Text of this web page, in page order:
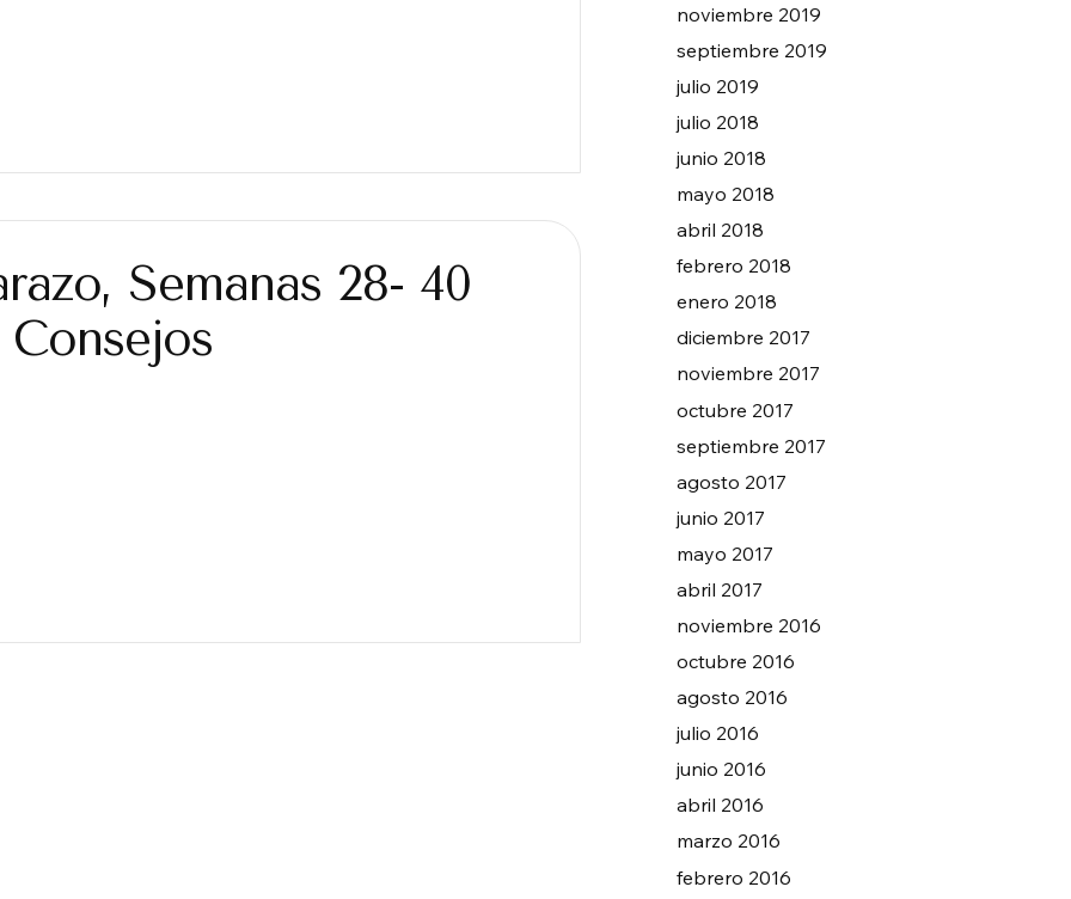
Semanas 28- 40
noviembre 2019
septiembre 2019
julio 2019
julio 2018
junio 2018
mayo 2018
abril 2018
febrero 2018
enero 2018
diciembre 2017
noviembre 2017
octubre 2017
septiembre 2017
agosto 2017
junio 2017
mayo 2017
abril 2017
noviembre 2016
octubre 2016
agosto 2016
julio 2016
junio 2016
abril 2016
marzo 2016
febrero 2016